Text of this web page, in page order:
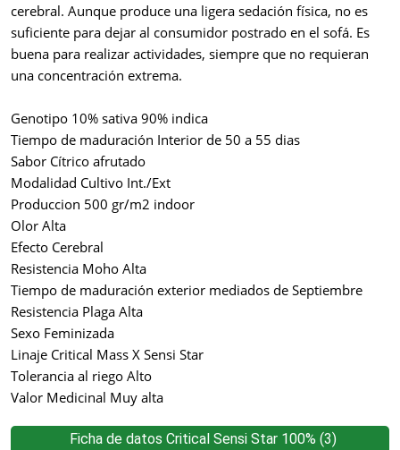
cerebral. Aunque produce una ligera sedación física, no es
suficiente para dejar al consumidor postrado en el sofá. Es
buena para realizar actividades, siempre que no requieran
una concentración extrema.
Genotipo 10% sativa 90% indica
Tiempo de maduración Interior de 50 a 55 dias
Sabor Cítrico afrutado
Modalidad Cultivo Int./Ext
Produccion 500 gr/m2 indoor
Olor Alta
Efecto Cerebral
Resistencia Moho Alta
Tiempo de maduración exterior mediados de Septiembre
Resistencia Plaga Alta
Sexo Feminizada
Linaje Critical Mass X Sensi Star
Tolerancia al riego Alto
Valor Medicinal Muy alta
Ficha de datos Critical Sensi Star 100% (3)